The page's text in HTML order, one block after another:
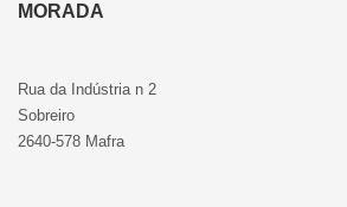
MORADA
Rua da Indústria n 2
Sobreiro
2640-578 Mafra